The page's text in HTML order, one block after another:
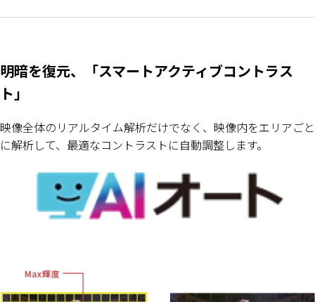
明暗を復元、「スマートアクティブコントラス
ト」
映像全体のリアルタイム解析だけでなく、映像内をエリアごと
に解析して、最適なコントラストに自動調整します。